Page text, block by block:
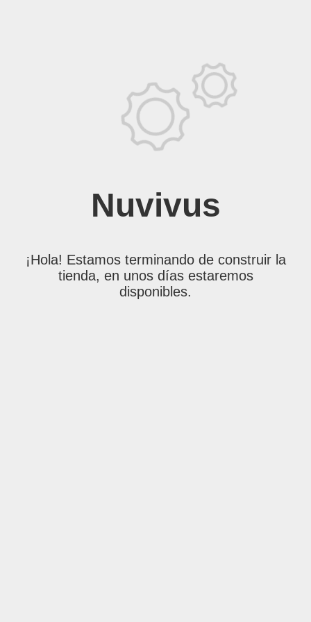
Nuvivus
¡Hola! Estamos terminando de construir la
tienda, en unos días estaremos
disponibles.